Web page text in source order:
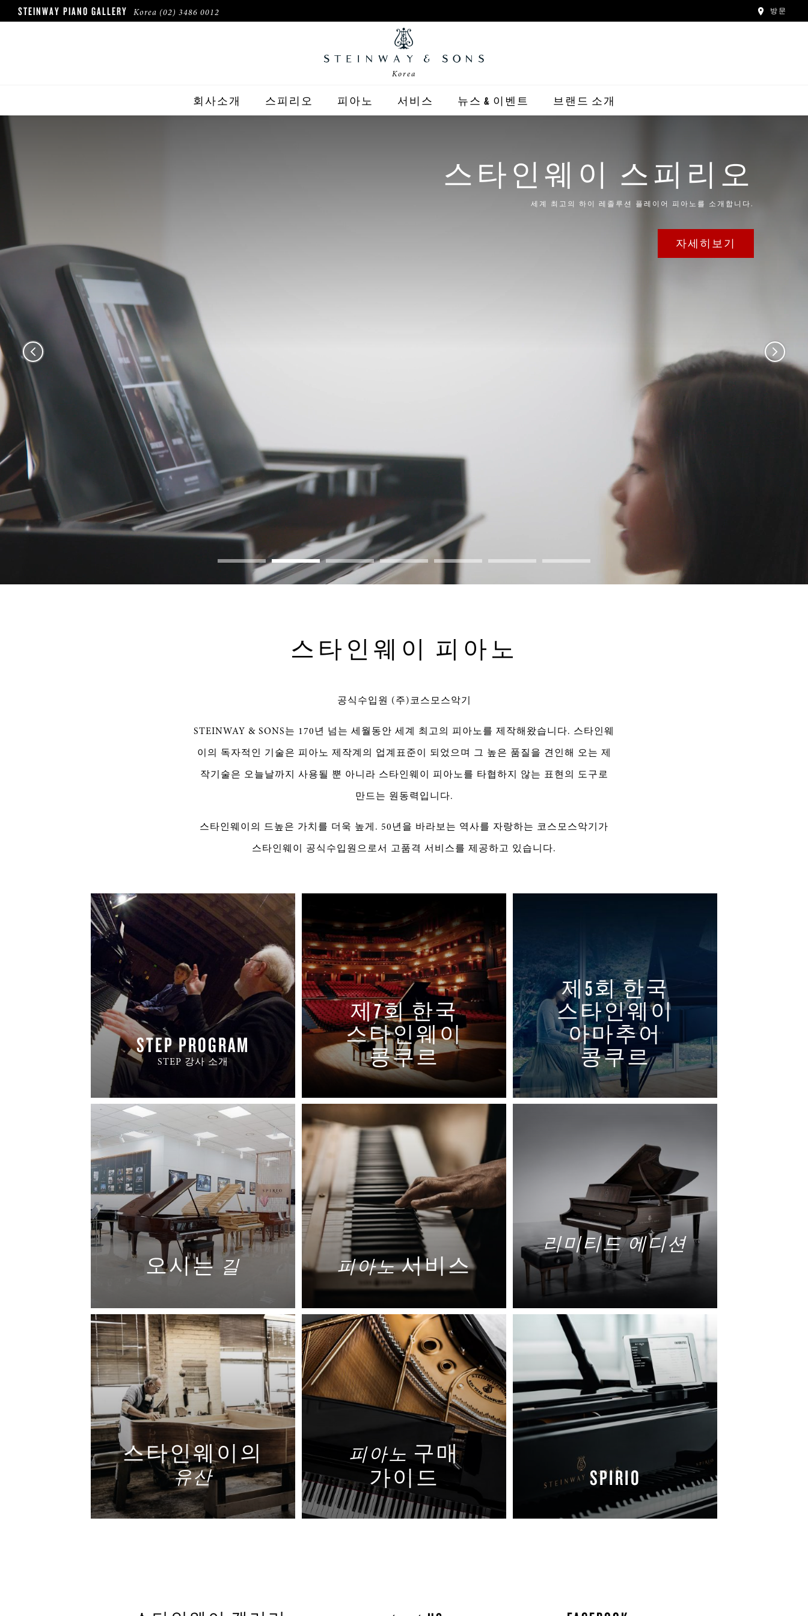
STEINWAY PIANO GALLERY Korea (02) 3486 0012 방문
Korea
회사소개 스피리오 피아노 서비스 뉴스 & 이벤트 브랜드 소개
Loaded:
0%
0%
스타인웨이 스피리오
세계 최고의 하이 레졸루션 플레이어 피아노를 소개합니다.
자세히보기
스타인웨이 피아노
공식수입원 (주)코스모스악기
STEINWAY & SONS는 170년 넘는 세월동안 세계 최고의 피아노를 제작해왔습니다. 스타인웨
이의 독자적인 기술은 피아노 제작계의 업계표준이 되었으며 그 높은 품질을 견인해 오는 제
작기술은 오늘날까지 사용될 뿐 아니라 스타인웨이 피아노를 타협하지 않는 표현의 도구로
만드는 원동력입니다.
스타인웨이의 드높은 가치를 더욱 높게. 50년을 바라보는 역사를 자랑하는 코스모스악기가
스타인웨이 공식수입원으로서 고품격 서비스를 제공하고 있습니다.
STEP PROGRAM
STEP 강사 소개
제7회 한국
스타인웨이
콩쿠르
자세히 보기
제5회 한국
스타인웨이
아마추어
콩쿠르
자세히 보기
오시는 길 피아노서비스
자세히
리미티드 에디션
자세히
스타인웨이의
유산
자세히
피아노 구매
가이드
자세히
SPIRIO
자세히